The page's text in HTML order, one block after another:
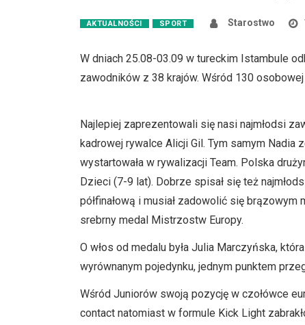
AKTUALNOŚCI SPORT Starostwo
W dniach 25.08-03.09 w tureckim Istambule
zawodników z 38 krajów. Wśród 130
Najlepiej zaprezentowali się nasi najmłodsi
kadrowej rywalce Alicji Gil. Tym samym Nadia
wystartowała w rywalizacji Team. Polska
Dzieci (7-9 lat). Dobrze spisał się też
półfinałową i musiał zadowolić się
srebrny medal Mistrzostw Europy.
O włos od medalu była Julia Marczyńska,
wyrównanym pojedynku, jednym punktem
Wśród Juniorów swoją pozycję w czołówce
contact natomiast w formule Kick Light